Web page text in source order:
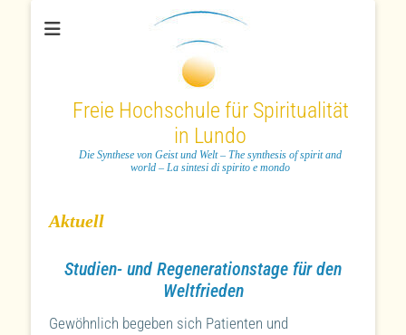
Freie Hochschule für Spiritualität
in Lundo
Die Synthese von Geist und Welt – The synthesis of spirit and
world – La sintesi di spirito e mondo
Aktuell
Studien- und Regenerationstage für den
Weltfrieden
Gewöhnlich begeben sich Patienten und